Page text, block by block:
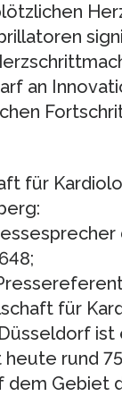
an
für
für
rund
Gebiet